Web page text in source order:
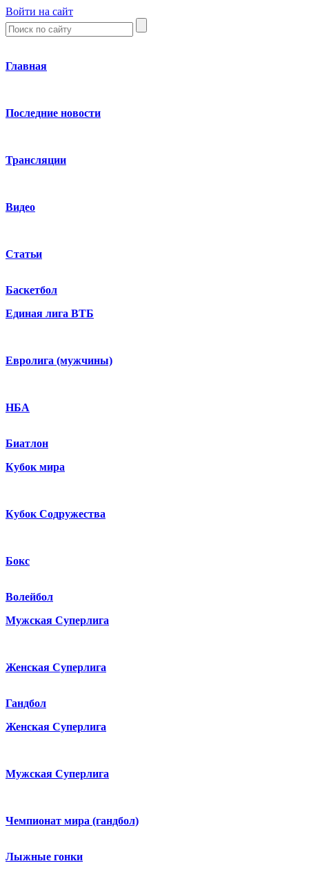
Войти на сайт
Главная
Последние новости
Трансляции
Видео
Статьи
Баскетбол
Единая лига ВТБ
Евролига (мужчины)
НБА
Биатлон
Кубок мира
Кубок Содружества
Бокс
Волейбол
Мужская Суперлига
Женская Суперлига
Гандбол
Женская Суперлига
Мужская Суперлига
Чемпионат мира (гандбол)
Лыжные гонки